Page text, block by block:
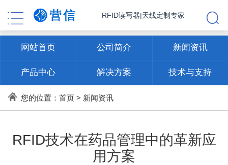
RFID读写器|天线定制专家
网站首页 公司简介 新闻资讯
产品中心 解决方案 技术与支持
联系方式
您的位置： 首页> 新闻资讯
RFID技术在药品管理中的革新应
用方案